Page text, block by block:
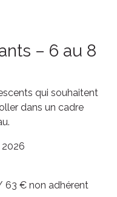
– 6 au 8
qui souhaitent
dans un cadre
2026
63 € non adhérent